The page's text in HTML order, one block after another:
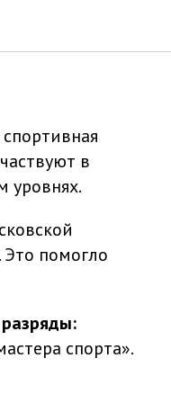
в
уровнях.
помогло
спорта».